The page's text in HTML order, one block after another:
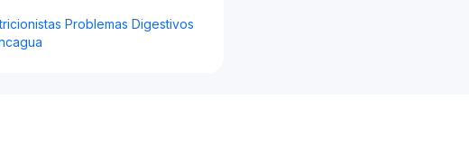
Problemas Digestivos